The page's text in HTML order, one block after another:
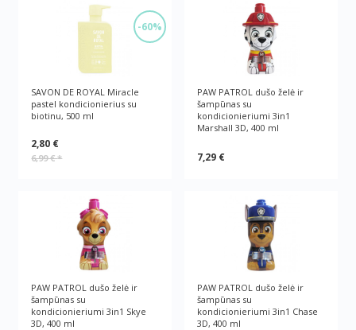
-60%
SAVON DE ROYAL Miracle
pastel kondicionierius su
biotinu, 500 ml
2,80 €
6,99 €*
PAW PATROL dušo želė ir
šampūnas su
kondicionieriumi 3in1
Marshall 3D, 400 ml
7,29 €
PAW PATROL dušo želė ir
šampūnas su
kondicionieriumi 3in1 Skye
3D, 400 ml
PAW PATROL dušo želė ir
šampūnas su
kondicionieriumi 3in1 Chase
3D, 400 ml